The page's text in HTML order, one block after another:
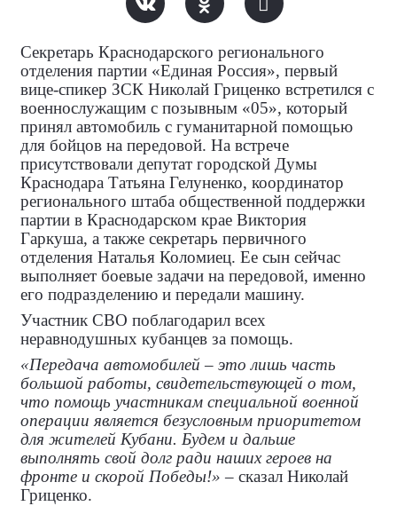
Секретарь Краснодарского регионального
отделения партии «Единая Россия», первый
вице-спикер ЗСК Николай Гриценко встретился с
военнослужащим с позывным «05», который
принял автомобиль с гуманитарной помощью
для бойцов на передовой. На встрече
присутствовали депутат городской Думы
Краснодара Татьяна Гелуненко, координатор
регионального штаба общественной поддержки
партии в Краснодарском крае Виктория
Гаркуша, а также секретарь первичного
отделения Наталья Коломиец. Ее сын сейчас
выполняет боевые задачи на передовой, именно
его подразделению и передали машину.
Участник СВО поблагодарил всех
неравнодушных кубанцев за помощь.
«Передача автомобилей – это лишь часть
большой работы, свидетельствующей о том,
что помощь участникам специальной военной
операции является безусловным приоритетом
для жителей Кубани. Будем и дальше
выполнять свой долг ради наших героев на
фронте и скорой Победы!» – сказал Николай
Гриценко.